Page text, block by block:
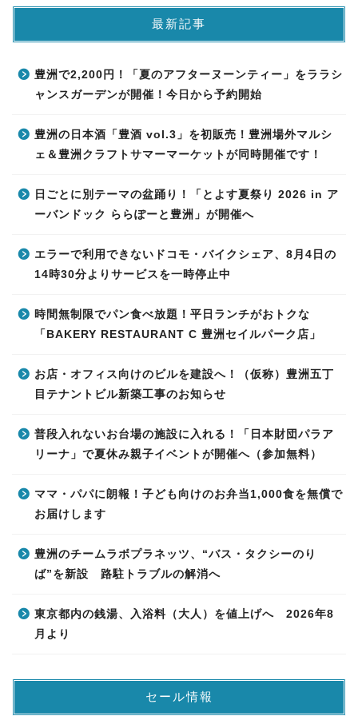
最新記事
豊洲で2,200円！「夏のアフターヌーンティー」をララシ
ャンスガーデンが開催！今日から予約開始
豊洲の日本酒「豊酒 vol.3」を初販売！豊洲場外マルシ
ェ＆豊洲クラフトサマーマーケットが同時開催です！
日ごとに別テーマの盆踊り！「とよす夏祭り 2026 in ア
ーバンドック ららぽーと豊洲」が開催へ
エラーで利用できないドコモ・バイクシェア、8月4日の
14時30分よりサービスを一時停止中
時間無制限でパン食べ放題！平日ランチがおトクな
「BAKERY RESTAURANT C 豊洲セイルパーク店」
お店・オフィス向けのビルを建設へ！（仮称）豊洲五丁
目テナントビル新築工事のお知らせ
普段入れないお台場の施設に入れる！「日本財団パラア
リーナ」で夏休み親子イベントが開催へ（参加無料）
ママ・パパに朗報！子ども向けのお弁当1,000食を無償で
お届けします
豊洲のチームラボプラネッツ、“バス・タクシーのり
ば”を新設 路駐トラブルの解消へ
東京都内の銭湯、入浴料（大人）を値上げへ 2026年8
月より
セール情報